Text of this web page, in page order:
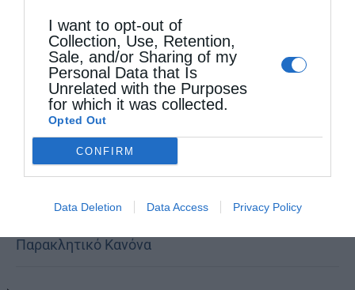
I want to opt-out of
Collection, Use, Retention,
Sale, and/or Sharing of my
Personal Data that Is
Unrelated with the Purposes
for which it was collected.
Opted Out
CONFIRM
Data Deletion Data Access Privacy Policy
Η πανήγυρις της Μεταμορφώσεως του Σωτήρος
στη Θεσσαλονίκη
Όταν είσαι ευλαβής
Παρασκευής Παλαιοκάστρου για το Μικρό
Παρακλητικό Κανόνα